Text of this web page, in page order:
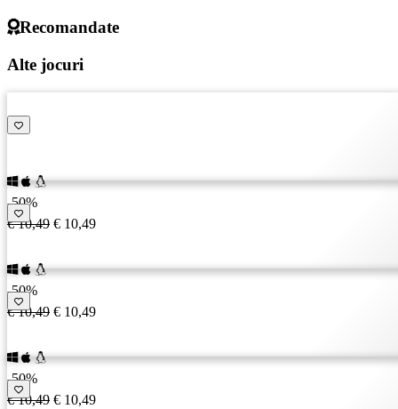
Recomandate
Alte jocuri
-50%
€ 10,49 € 10,49
-50%
€ 10,49 € 10,49
-50%
€ 10,49 € 10,49